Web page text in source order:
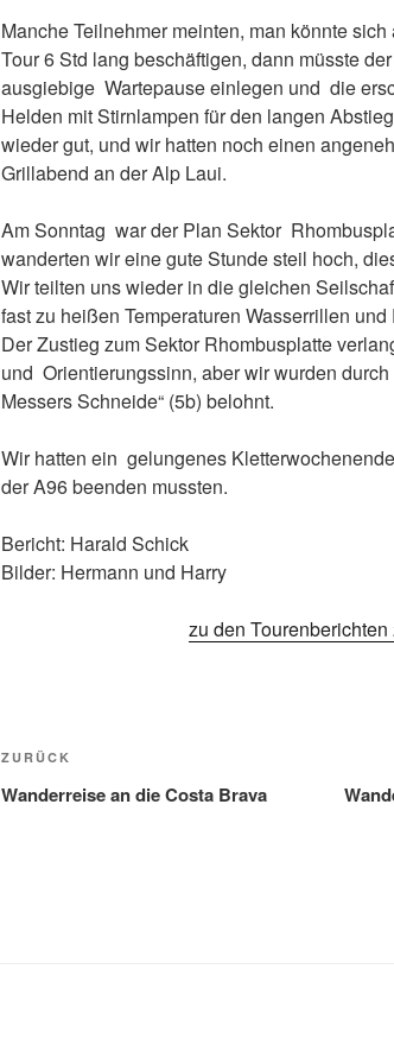
Manche Teilnehmer meinten, man könnte
Tour 6 Std lang beschäftigen, dann müsste
ausgiebige Wartepause einlegen und die
Helden mit Stirnlampen für den langen
wieder gut, und wir hatten noch einen
Grillabend an der Alp Laui.
Am Sonntag war der Plan Sektor
wanderten wir eine gute Stunde steil hoch,
Wir teilten uns wieder in die gleichen
fast zu heißen Temperaturen Wasserrillen
Der Zustieg zum Sektor Rhombusplatte
und Orientierungssinn, aber wir wurden
Messers Schneide“ (5b) belohnt.
Wir hatten ein gelungenes
der A96 beenden mussten.
Bericht: Harald Schick
Bilder: Hermann und Harry
zu den Tourenberichten
Beitragsnavigation
Vorheriger
Beitrag
ZURÜCK
Wanderreise an die Costa Brava